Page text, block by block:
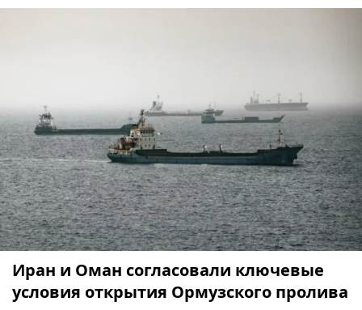
Иран и Оман согласовали ключевые
условия открытия Ормузского пролива